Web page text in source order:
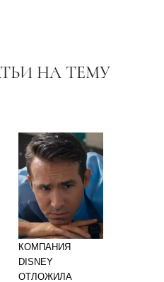
НА ТЕМУ
КОМПАНИЯ
DISNEY
ОТЛОЖИЛА